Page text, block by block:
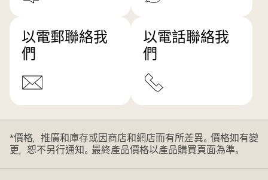
以電郵聯絡我
們
以電話聯絡我
們
*價格，推廣和庫存或因商店和網店而有所差異。價格如有變
更，恕不另行通知。最終產品價格以產品購買頁面為準。